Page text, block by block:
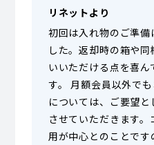
リネットより
初回は入れ物のご準
した。返却時の箱や
いいただける点を喜
す。 月額会員以外で
については、ご要望
させていただきます
用が中心とのことで